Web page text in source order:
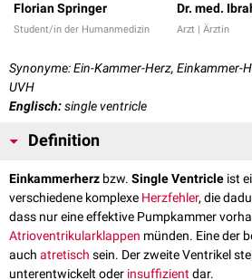
Florian Springer
Student/in der Humanmedizin
Dr. med.
Arzt | Ärztin
Synonyme: Ein-Kammer-Herz, Einkammer-
UVH
Englisch:single ventricle
Definition
Einkammerherz bzw. Single Ventricle ist
verschiedene komplexe Herzfehler, die
dass nur eine effektive Pumpkammer
Atrioventrikularklappen münden. Eine der
auch atretisch sein. Der zweite Ventrikel
unterentwickelt oder insuffizientdar.